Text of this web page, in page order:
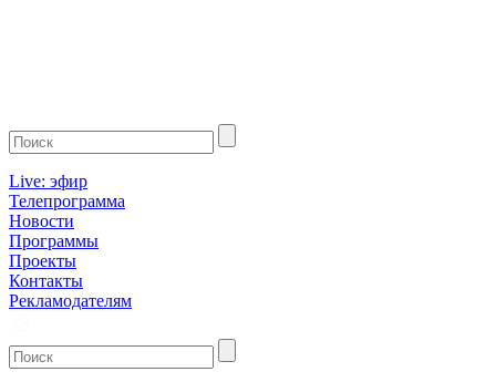
Live: эфир
Телепрограмма
Новости
Программы
Проекты
Контакты
Рекламодателям